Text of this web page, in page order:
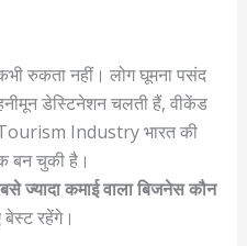
रुकता नहीं। लोग घूमना पसंद
डेस्टिनेशन चलती हैं, वीकेंड
Industry भारत की
बन चुकी है।
ज्यादा कमाई वाला बिजनेस कौन
रहेंगे।